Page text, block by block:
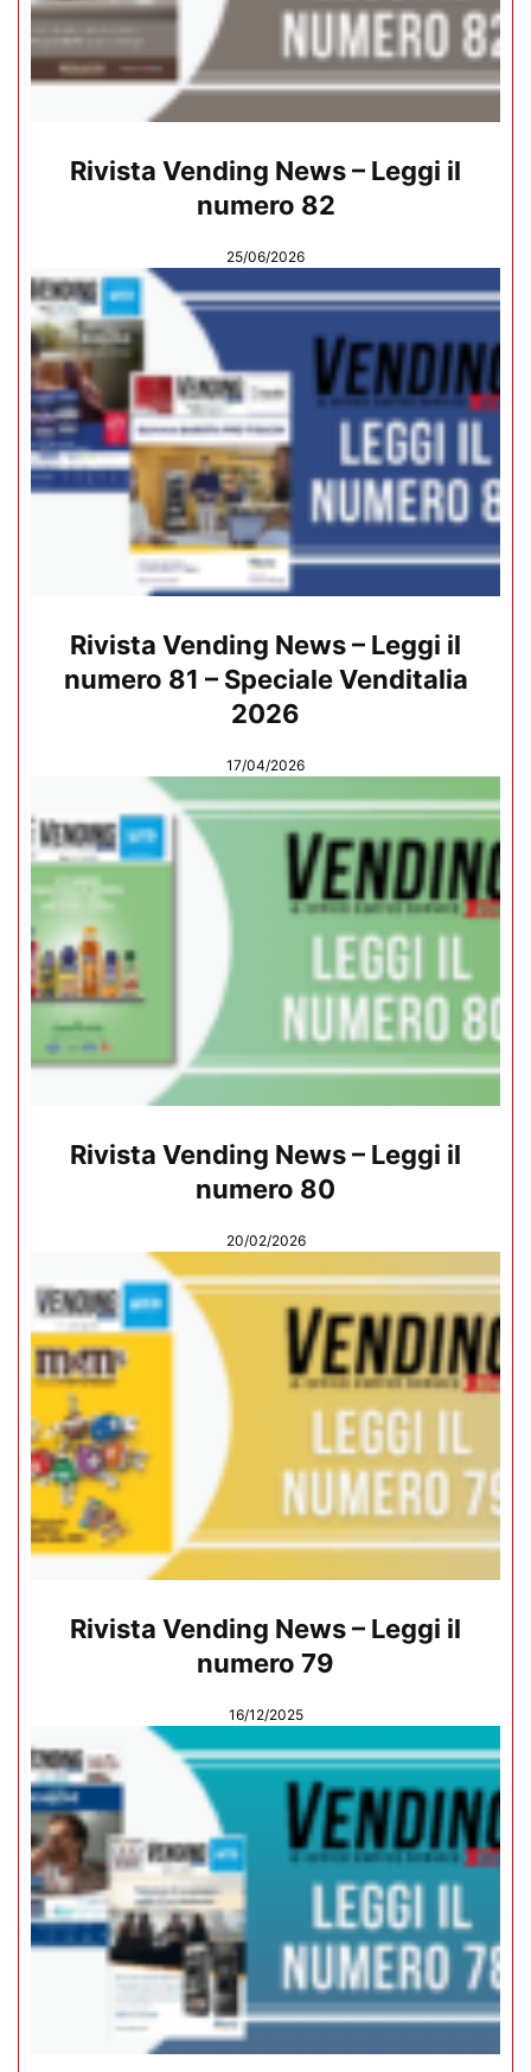
Rivista Vending News – Leggi il
numero 82
25/06/2026
Rivista Vending News – Leggi il
numero 81 – Speciale Venditalia
2026
17/04/2026
Rivista Vending News – Leggi il
numero 80
20/02/2026
Rivista Vending News – Leggi il
numero 79
16/12/2025